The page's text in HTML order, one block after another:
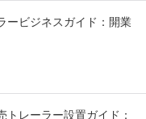
ービジネスガイド：開業
トレーラー設置ガイド：